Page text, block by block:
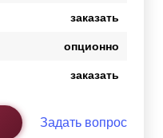
заказать
опционно
заказать
Задать вопрос